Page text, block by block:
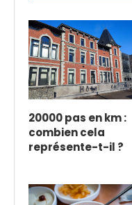
20000 pas en km :
combien cela
représente-t-il ?